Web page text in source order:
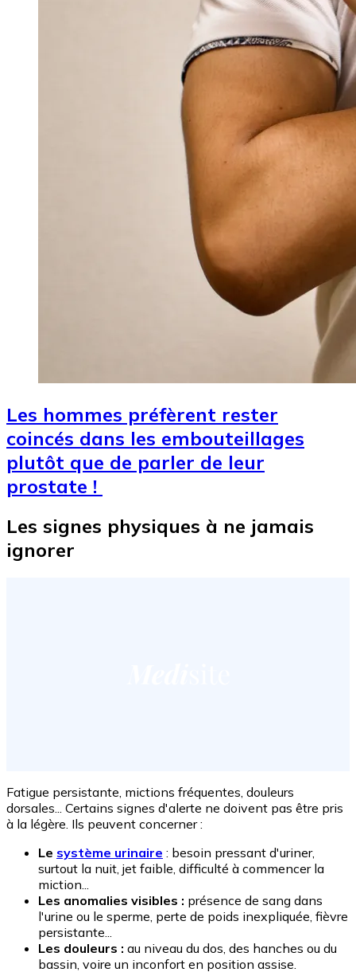
Les hommes préfèrent rester
coincés dans les embouteillages
plutôt que de parler de leur
prostate !
Les signes physiques à ne jamais
ignorer
Fatigue persistante, mictions fréquentes, douleurs
dorsales... Certains signes d'alerte ne doivent pas être pris
à la légère. Ils peuvent concerner :
Le système urinaire : besoin pressant d'uriner,
surtout la nuit, jet faible, difficulté à commencer la
miction...
Les anomalies visibles : présence de sang dans
l'urine ou le sperme, perte de poids inexpliquée, fièvre
persistante...
Les douleurs : au niveau du dos, des hanches ou du
bassin, voire un inconfort en position assise.